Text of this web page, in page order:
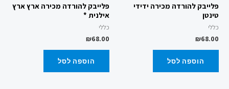
פלייבק להורדה מכירה ידידי
טינטן
כללי
₪68.00
הוספה לסל
פלייבק להורדה מכירה ארץ ארץ
אילנית *
כללי
₪68.00
הוספה לסל